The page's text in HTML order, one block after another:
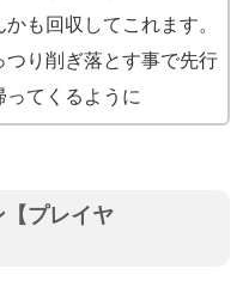
も回収してこれます。
り削ぎ落とす事で先行
てくるように
プレイヤ